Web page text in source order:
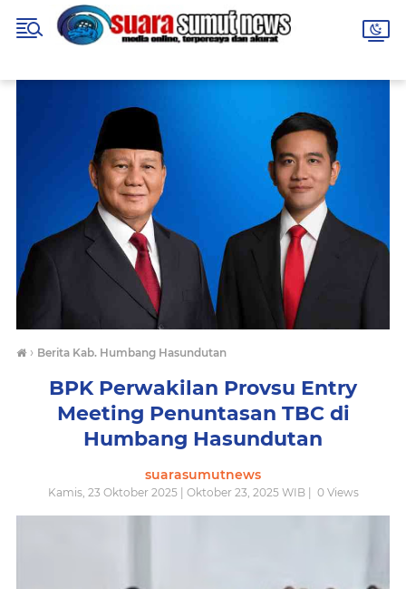
› Berita Kab. Humbang Hasundutan
BPK Perwakilan Provsu Entry
Meeting Penuntasan TBC di
Humbang Hasundutan
suarasumutnews
Kamis, 23 Oktober 2025 | Oktober 23, 2025 WIB | 0Views